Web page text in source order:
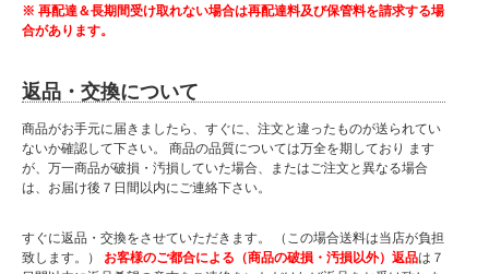
■納期表記について
当店商品はメーカー取扱商品も販売中の為、稀に在庫切れの場合もございます。
※ 再配達＆長期間受け取れない場合は再配達料及び保管料を請求する場
合があります。
返品・交換について
商品がお手元に届きましたら、すぐに、注文と違ったものが送られてい
ないか確認して下さい。 商品の品質については万全を期しており ます
が、万一商品が破損・汚損していた場合、またはご注文と異なる場合
は、お届け後７日間以内にご連絡下さい。
すぐに返品・交換をさせていただきます。 （この場合送料は当店が負担
致します。） お客様のご都合による（商品の破損・汚損以外）返品は７